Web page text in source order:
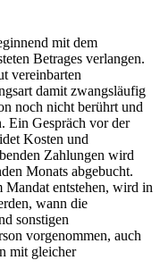
mit dem
Betrages verlangen.
vereinbarten
damit zwangsläufig
noch nicht berührt und
Ein Gespräch vor der
Kosten und
Zahlungen wird
Monats abgebucht.
Mandat entstehen, wird in
wann die
sonstigen
vorgenommen, auch
mit gleicher